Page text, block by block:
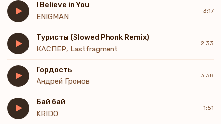
I Believe in You
ENIGMAN
3:17
Туристы (Slowed Phonk Remix)
КАСПЕР, Lastfragment
2:33
Гордость
Андрей Громов
3:38
Бай бай
KRIDO
1:51